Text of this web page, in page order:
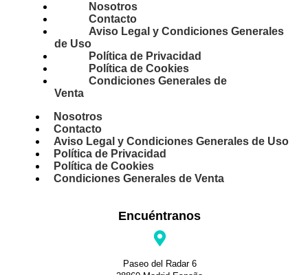
Nosotros
Contacto
Aviso Legal y Condiciones Generales
de Uso
Política de Privacidad
Política de Cookies
Condiciones Generales de
Venta
Nosotros
Contacto
Aviso Legal y Condiciones Generales de Uso
Política de Privacidad
Política de Cookies
Condiciones Generales de Venta
Encuéntranos
Paseo del Radar 6